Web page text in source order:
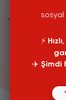
Youtube
sosyal
⚡️ Hızlı,
✈️ Şimdi